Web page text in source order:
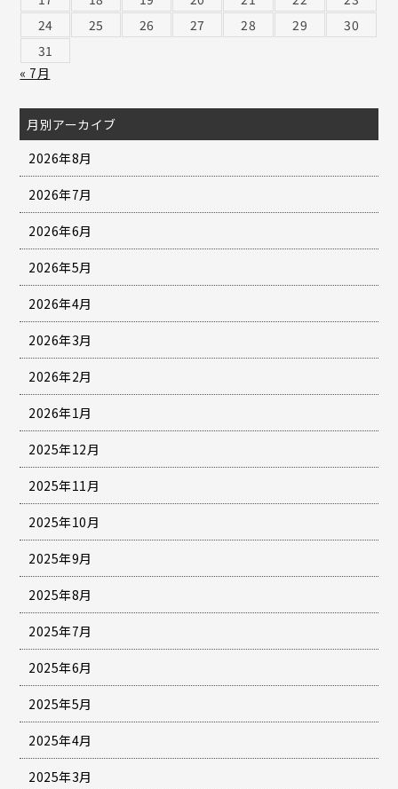
24
25 26 27 28 29
30
31
« 7月
月別アーカイブ
2026年8月
2026年7月
2026年6月
2026年5月
2026年4月
2026年3月
2026年2月
2026年1月
2025年12月
2025年11月
2025年10月
2025年9月
2025年8月
2025年7月
2025年6月
2025年5月
2025年4月
2025年3月